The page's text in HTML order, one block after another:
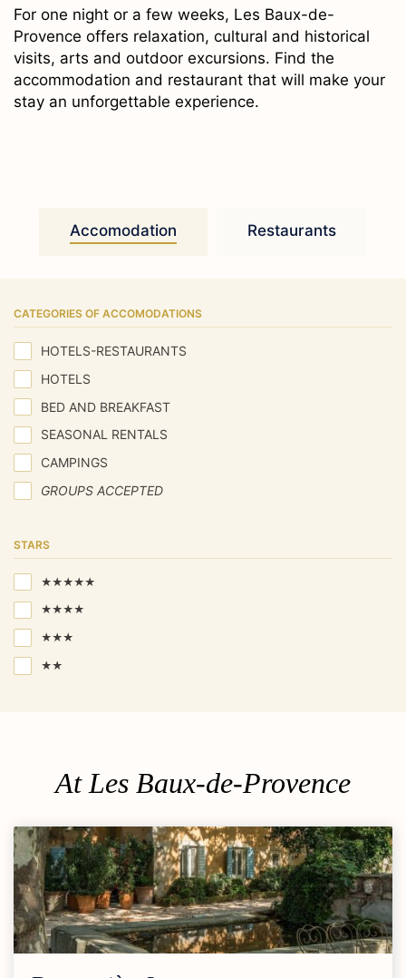
For one night or a few weeks, Les Baux-de-
Provence offers relaxation, cultural and historical
visits, arts and outdoor excursions. Find the
accommodation and restaurant that will make your
stay an unforgettable experience.
Accomodation Restaurants
CATEGORIES OF ACCOMODATIONS
HOTELS-RESTAURANTS
HOTELS
BED AND BREAKFAST
SEASONAL RENTALS
CAMPINGS
GROUPS ACCEPTED
STARS
★★★★★
★★★★
★★★
★★
At Les Baux-de-Provence